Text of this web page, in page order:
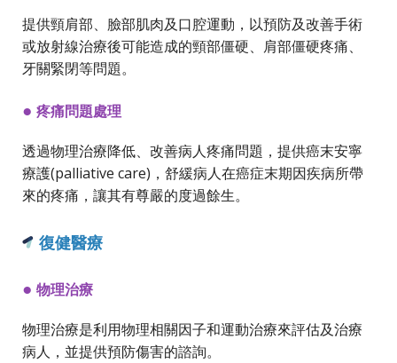
提供頸肩部、臉部肌肉及口腔運動，以預防及改善手術
或放射線治療後可能造成的頸部僵硬、肩部僵硬疼痛、
牙關緊閉等問題。
● 疼痛問題處理
透過物理治療降低、改善病人疼痛問題，提供癌末安寧
療護(palliative care)，舒緩病人在癌症末期因疾病所帶
來的疼痛，讓其有尊嚴的度過餘生。
復健醫療
● 物理治療
物理治療是利用物理相關因子和運動治療來評估及治療
病人，並提供預防傷害的諮詢。